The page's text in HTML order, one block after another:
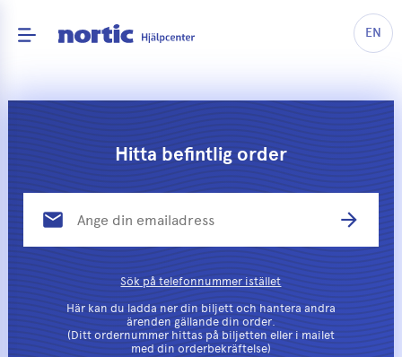
EN
Hitta befintlig order
email arrow_forward
Sök på telefonnummer istället
Här kan du ladda ner din biljett och hantera andra
ärenden gällande din order.
(Ditt ordernummer hittas på biljetten eller i mailet
med din orderbekräftelse)